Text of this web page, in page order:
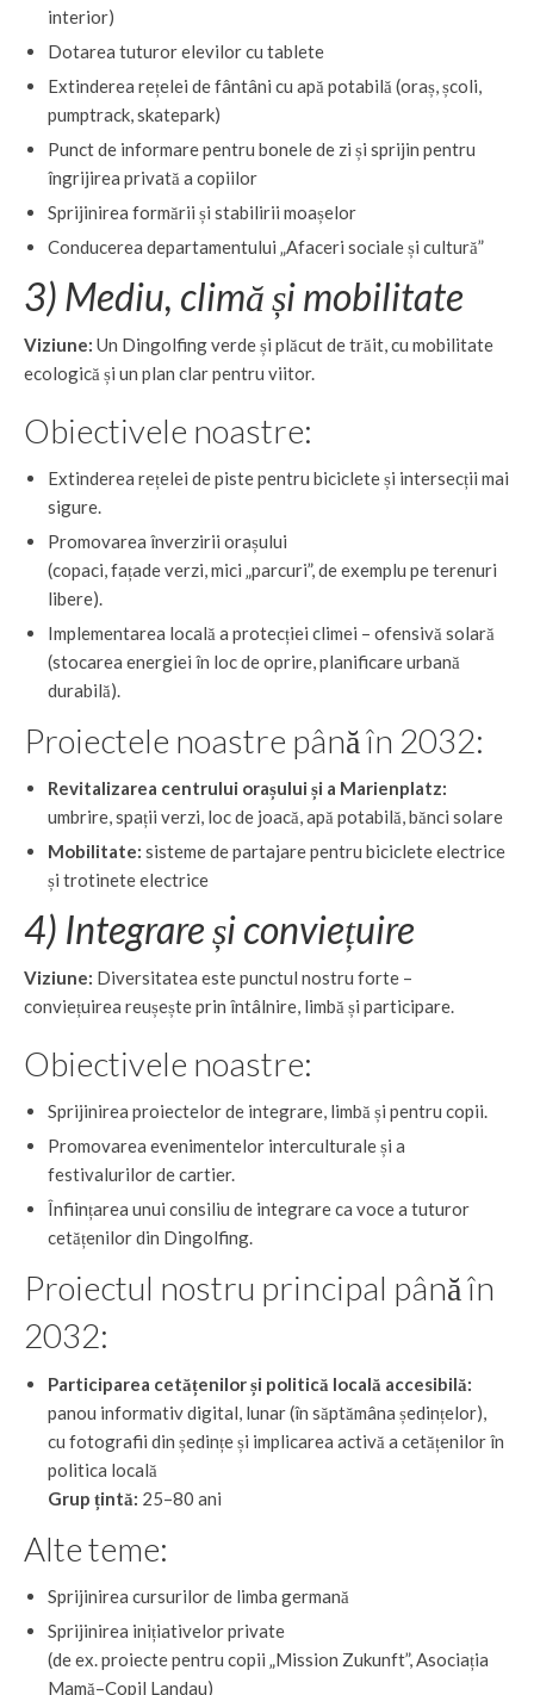
interior)
Dotarea tuturor elevilor cu tablete
Extinderea rețelei de fântâni cu apă potabilă (oraș, școli,
pumptrack, skatepark)
Punct de informare pentru bonele de zi și sprijin pentru
îngrijirea privată a copiilor
Sprijinirea formării și stabilirii moașelor
Conducerea departamentului „Afaceri sociale și cultură”
3) Mediu, climă și mobilitate
Viziune: Un Dingolfing verde și plăcut de trăit, cu mobilitate
ecologică și un plan clar pentru viitor.
Obiectivele noastre:
Extinderea rețelei de piste pentru biciclete și intersecții mai
sigure.
Promovarea înverzirii orașului
(copaci, fațade verzi, mici „parcuri”, de exemplu pe terenuri
libere).
Implementarea locală a protecției climei – ofensivă solară
(stocarea energiei în loc de oprire, planificare urbană
durabilă).
Proiectele noastre până în 2032:
Revitalizarea centrului orașului și a Marienplatz:
umbrire, spații verzi, loc de joacă, apă potabilă, bănci solare
Mobilitate: sisteme de partajare pentru biciclete electrice
și trotinete electrice
4) Integrare și conviețuire
Viziune: Diversitatea este punctul nostru forte –
conviețuirea reușește prin întâlnire, limbă și participare.
Obiectivele noastre:
Sprijinirea proiectelor de integrare, limbă și pentru copii.
Promovarea evenimentelor interculturale și a
festivalurilor de cartier.
Înființarea unui consiliu de integrare ca voce a tuturor
cetățenilor din Dingolfing.
Proiectul nostru principal până în
2032:
Participarea cetățenilor și politică locală accesibilă:
panou informativ digital, lunar (în săptămâna ședințelor),
cu fotografii din ședințe și implicarea activă a cetățenilor în
politica locală
Grup țintă: 25–80 ani
Alte teme:
Sprijinirea cursurilor de limba germană
Sprijinirea inițiativelor private
(de ex. proiecte pentru copii „Mission Zukunft”, Asociația
Mamă–Copil Landau)